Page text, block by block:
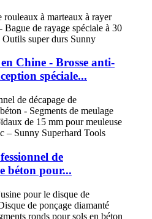
Chine - Brosse anti-
spéciale...
de
béton pour...